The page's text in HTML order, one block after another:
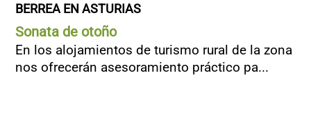
BERREA EN ASTURIAS
Sonata de otoño
En los alojamientos de turismo rural de la zona
nos ofrecerán asesoramiento práctico pa...